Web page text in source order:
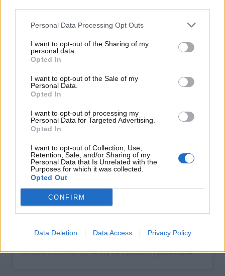
Personal Data Processing Opt Outs
I want to opt-out of the Sharing of my
personal data.
Opted In
I want to opt-out of the Sale of my
Personal Data.
Opted In
I want to opt-out of processing my
Personal Data for Targeted Advertising.
Opted In
I want to opt-out of Collection, Use,
Retention, Sale, and/or Sharing of my
Personal Data that Is Unrelated with the
Purposes for which it was collected.
Opted Out
CONFIRM
Data Deletion Data Access Privacy Policy
Visualizza questo post su Instagram
Un post condiviso da Venda de Clássicos (@vendadeclassicos)